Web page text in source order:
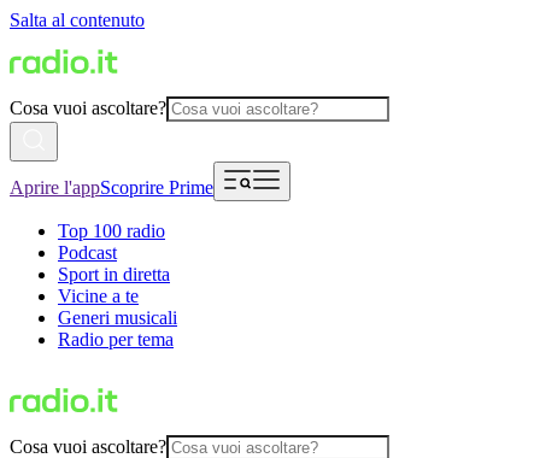
Salta al contenuto
Cosa vuoi ascoltare?
Aprire l'appScoprire Prime
Top 100 radio
Podcast
Sport in diretta
Vicine a te
Generi musicali
Radio per tema
Cosa vuoi ascoltare?